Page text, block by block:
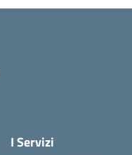
I Servizi